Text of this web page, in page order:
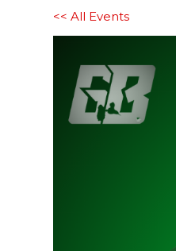
<< All Events